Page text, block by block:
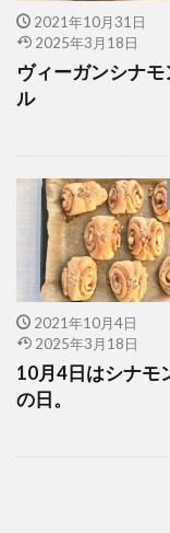
2021年10月31日
2025年3月18日
ヴィーガンシナモ
ル
2021年10月4日
2025年3月18日
10月4日はシナモ
の日。
バレンタイン
ビーガンシナモ
フリーランス
フリーランス
フリーランス
ブッダボウル